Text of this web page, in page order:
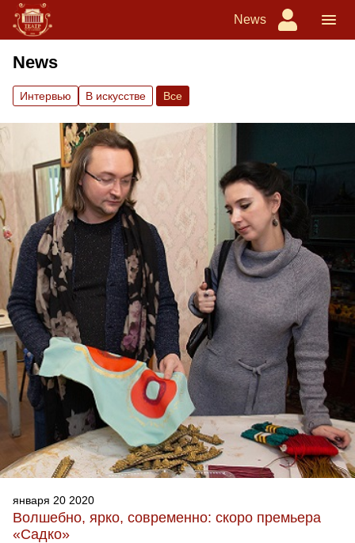
News
News
Интервью В искусстве Вce
января 20 2020
Волшебно, ярко, современно: скоро премьера
«Садко»